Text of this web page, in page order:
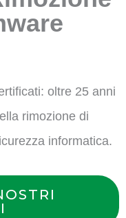
oltre 25 anni
rimozione di
informatica.